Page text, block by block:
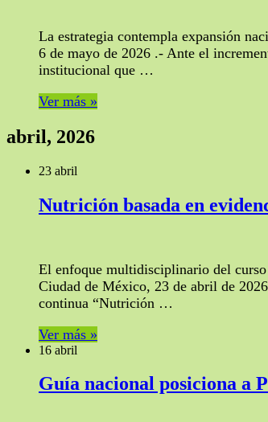
La estrategia contempla expansión
6 de mayo de 2026 .- Ante el
institucional que …
Ver más »
abril, 2026
23 abril
Nutrición basada en
El enfoque multidisciplinario del
Ciudad de México, 23 de abril de
continua “Nutrición …
Ver más »
16 abril
Guía nacional posiciona a